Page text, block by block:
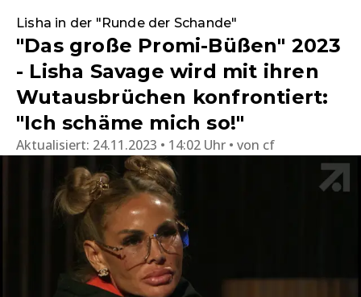
Lisha in der "Runde der Schande"
"Das große Promi-Büßen" 2023
- Lisha Savage wird mit ihren
Wutausbrüchen konfrontiert:
"Ich schäme mich so!"
Aktualisiert: 24.11.2023 • 14:02 Uhr von cf